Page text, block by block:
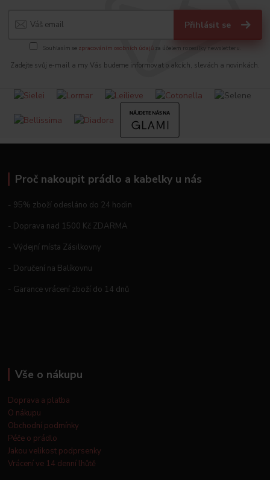
Přihlásit se
Souhlasím se zpracováním osobních údajů za účelem rozesílky newsletteru.
Zadejte svůj e-mail a my Vás budeme informovat o akcích, slevách a novinkách.
Proč nakoupit prádlo a kabelky u nás
- 95% zboží odesláno do 24 hodin
- Doprava nad 1500 Kč ZDARMA
- Výdejní místa Zásilkovny
- Doručení na Balíkovnu
- Garance vrácení zboží do 14 dnů
Vše o nákupu
Doprava a platba
O nákupu
Obchodní podmínky
Péče o prádlo
Jakou velikost podprsenky
Vrácení ve 14 denní lhůtě